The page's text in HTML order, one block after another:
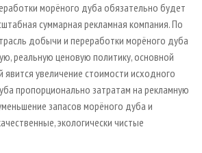
морёного дуба обязательно будет
суммарная рекламная компания. По
добычи и переработки морёного дуба
реальную ценовую политику, основной
увеличение стоимости исходного
пропорционально затратам на рекламную
запасов морёного дуба и
экологически чистые